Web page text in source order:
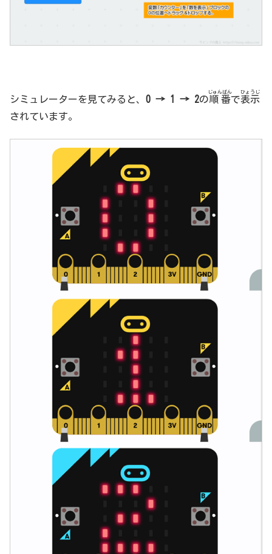
シミュレーターを見てみると、 0 → 1 → 2の順番
じゅんばん
で表示
ひょうじ
されています。